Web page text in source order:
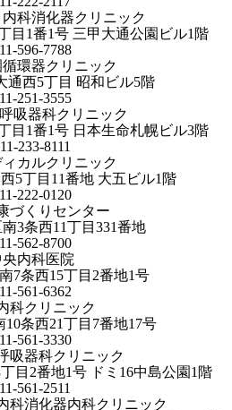
科消化器クリニック
目1番1号 三甲大通公園ビル1階
596-7788
環器クリニック
通西5丁目 昭和ビル5階
251-3555
吸器科クリニック
目1番1号 日本生命札幌ビル3階
233-8111
カルクリニック
5丁目11番地 大五ビル1階
222-0120
づくりセンター
3条西11丁目331番地
562-8700
央内科医院
7条西15丁目2番地1号
561-6362
科クリニック
条西21丁目7番地17号
561-3330
吸器科クリニック
目2番地1号 ドミ16中島公園1階
561-2511
科消化器内科クリニック